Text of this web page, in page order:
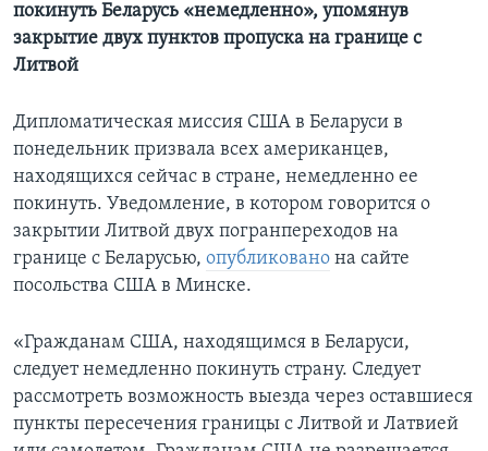
покинуть Беларусь «немедленно», упомянув
закрытие двух пунктов пропуска на границе с
Литвой
Дипломатическая миссия США в Беларуси в
понедельник призвала всех американцев,
находящихся сейчас в стране, немедленно ее
покинуть. Уведомление, в котором говорится о
закрытии Литвой двух погранпереходов на
границе с Беларусью, опубликовано на сайте
посольства США в Минске.
«Гражданам США, находящимся в Беларуси,
следует немедленно покинуть страну. Следует
рассмотреть возможность выезда через оставшиеся
пункты пересечения границы с Литвой и Латвией